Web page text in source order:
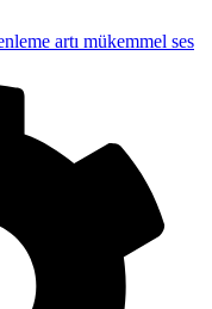
artı mükemmel ses